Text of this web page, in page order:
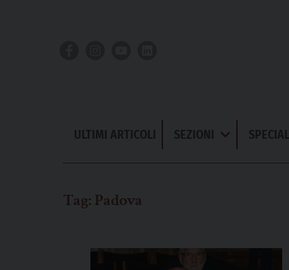
ULTIMI ARTICOLI SEZIONI
Apri
Menu
Tag:Padova